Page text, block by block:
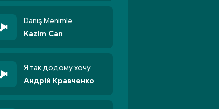
Danış Mənimlə
Kazim Can
Я так додому хочу
Андрій Кравченко